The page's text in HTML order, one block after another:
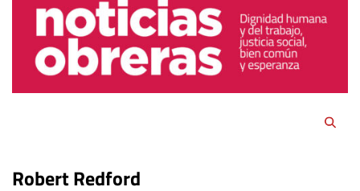
Robert Redford